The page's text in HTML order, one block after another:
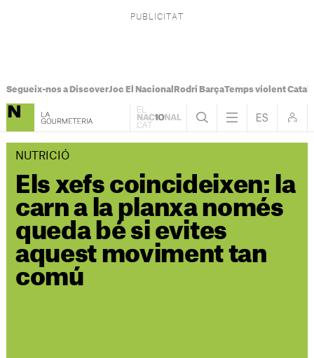
Segueix-nos a DiscoverJoc El Nacional Rodri BarçaTemps violent
NUTRICIÓ
Els xefs coincideixen: la
carn a la planxa només
queda bé si evites
aquest moviment tan
comú